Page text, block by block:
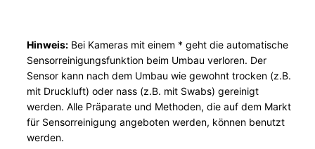
Hinweis: Bei Kameras mit einem * geht die automatische
Sensorreinigungsfunktion beim Umbau verloren. Der
Sensor kann nach dem Umbau wie gewohnt trocken (z.B.
mit Druckluft) oder nass (z.B. mit Swabs) gereinigt
werden. Alle Präparate und Methoden, die auf dem Markt
für Sensorreinigung angeboten werden, können benutzt
werden.